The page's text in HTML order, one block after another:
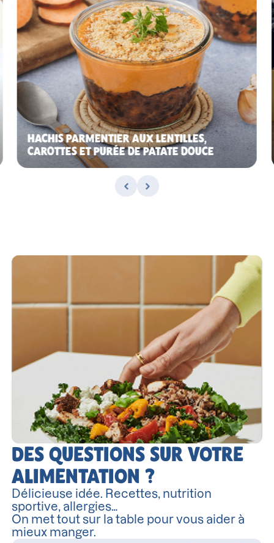
HACHIS PARMENTIER AUX LENTILLES,
CAROTTES ET PURÉE DE PATATE DOUCE
DES QUESTIONS SUR VOTRE
ALIMENTATION ?
Délicieuse idée. Recettes, nutrition
sportive, allergies…
On met tout sur la table pour vous aider à
mieux manger.